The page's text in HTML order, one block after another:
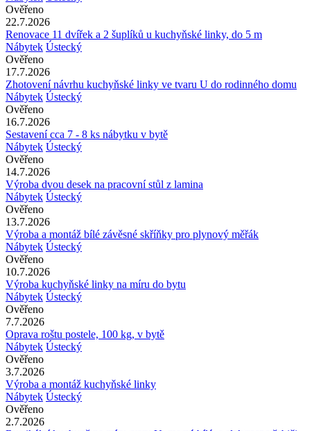
Ověřeno
22.7.2026
Renovace 11 dvířek a 2 šuplíků u kuchyňské linky, do 5 m
Nábytek Ústecký
Ověřeno
17.7.2026
Zhotovení návrhu kuchyňské linky ve tvaru U do rodinného domu
Nábytek Ústecký
Ověřeno
16.7.2026
Sestavení cca 7 - 8 ks nábytku v bytě
Nábytek Ústecký
Ověřeno
14.7.2026
Výroba dvou desek na pracovní stůl z lamina
Nábytek Ústecký
Ověřeno
13.7.2026
Výroba a montáž bílé závěsné skříňky pro plynový měřák
Nábytek Ústecký
Ověřeno
10.7.2026
Výroba kuchyňské linky na míru do bytu
Nábytek Ústecký
Ověřeno
7.7.2026
Oprava roštu postele, 100 kg, v bytě
Nábytek Ústecký
Ověřeno
3.7.2026
Výroba a montáž kuchyňské linky
Nábytek Ústecký
Ověřeno
2.7.2026